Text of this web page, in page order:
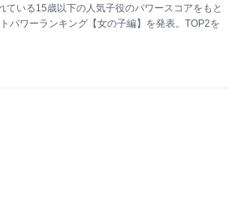
ている15歳以下の人気子役のパワースコアをもと
パワーランキング【女の子編】を発表。TOP2を